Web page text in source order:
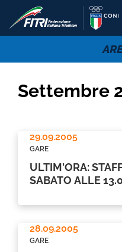
Settembre
29.09.2005
GARE
ULTIM'ORA:
SABATO ALLE
28.09.2005
GARE